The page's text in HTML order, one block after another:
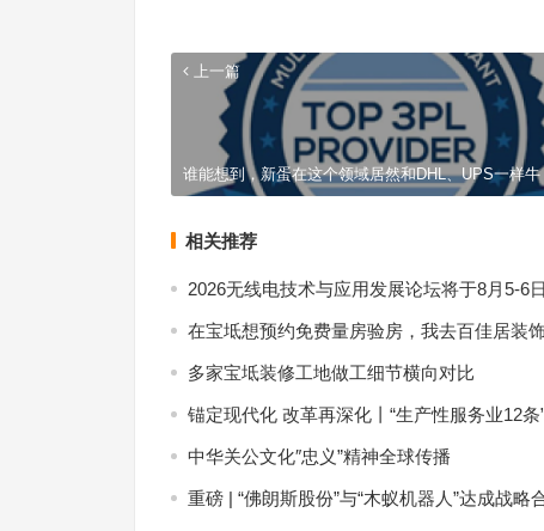
上一篇
谁能想到，新蛋在这个领域居然和DHL、UPS一样牛
相关推荐
2026无线电技术与应用发展论坛将于8月5-6
在宝坻想预约免费量房验房，我去百佳居装
多家宝坻装修工地做工细节横向对比
锚定现代化 改革再深化丨“生产性服务业12
中华关公文化″忠义”精神全球传播
重磅 | “佛朗斯股份”与“木蚁机器人”达成战